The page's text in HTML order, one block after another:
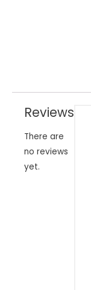
Reviews
There are
no reviews
yet.